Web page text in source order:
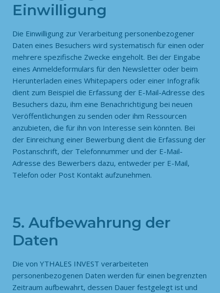
Einwilligung
Die Einwilligung zur Verarbeitung personenbezogener
Daten eines Besuchers wird systematisch für einen oder
mehrere spezifische Zwecke eingeholt. Bei der Eingabe
eines Anmeldeformulars für den Newsletter oder beim
Herunterladen eines Whitepapers oder einer Infografik
dient zum Beispiel die Erfassung der E-Mail-Adresse des
Besuchers dazu, ihm eine Benachrichtigung bei neuen
Veröffentlichungen zu senden oder ihm Ressourcen
anzubieten, die für ihn von Interesse sein könnten. Bei
der Einreichung einer Bewerbung dient die Erfassung der
Postanschrift, der Telefonnummer und der E-Mail-
Adresse des Bewerbers dazu, entweder per E-Mail,
Telefon oder Post Kontakt aufzunehmen.
5. Aufbewahrung der
Daten
Die von YTHALES INVEST verarbeiteten
personenbezogenen Daten werden für einen begrenzten
Zeitraum aufbewahrt, dessen Dauer festgelegt ist und